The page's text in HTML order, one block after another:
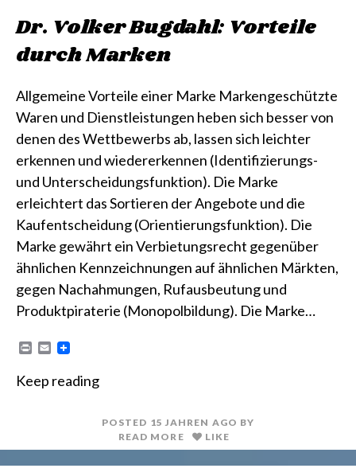
Dr. Volker Bugdahl: Vorteile
durch Marken
Allgemeine Vorteile einer Marke Markengeschützte
Waren und Dienstleistungen heben sich besser von
denen des Wettbewerbs ab, lassen sich leichter
erkennen und wiedererkennen (Identifizierungs-
und Unterscheidungsfunktion). Die Marke
erleichtert das Sortieren der Angebote und die
Kaufentscheidung (Orientierungsfunktion). Die
Marke gewährt ein Verbietungsrecht gegenüber
ähnlichen Kennzeichnungen auf ähnlichen Märkten,
gegen Nachahmungen, Rufausbeutung und
Produktpiraterie (Monopolbildung). Die Marke…
P
n
E
i
Keep reading
POSTED 15 JAHREN AGO BY
READ MORE
LIKE